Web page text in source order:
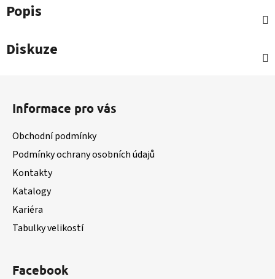
Popis
Diskuze
Informace pro vás
Obchodní podmínky
Podmínky ochrany osobních údajů
Kontakty
Katalogy
Kariéra
Tabulky velikostí
Facebook